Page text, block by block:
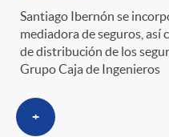
s
a
a
s
l
t
t
e
n
Santiago Ibernón se
mediadora de seguros, así
de distribución de los
Grupo Caja de Ingenieros
+